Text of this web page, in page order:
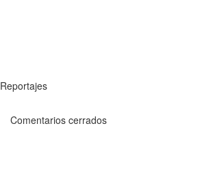
Reportajes
Comentarios cerrados